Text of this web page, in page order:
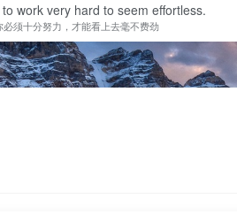
work very hard to seem effortless.
必须十分努力，才能看上去毫不费劲